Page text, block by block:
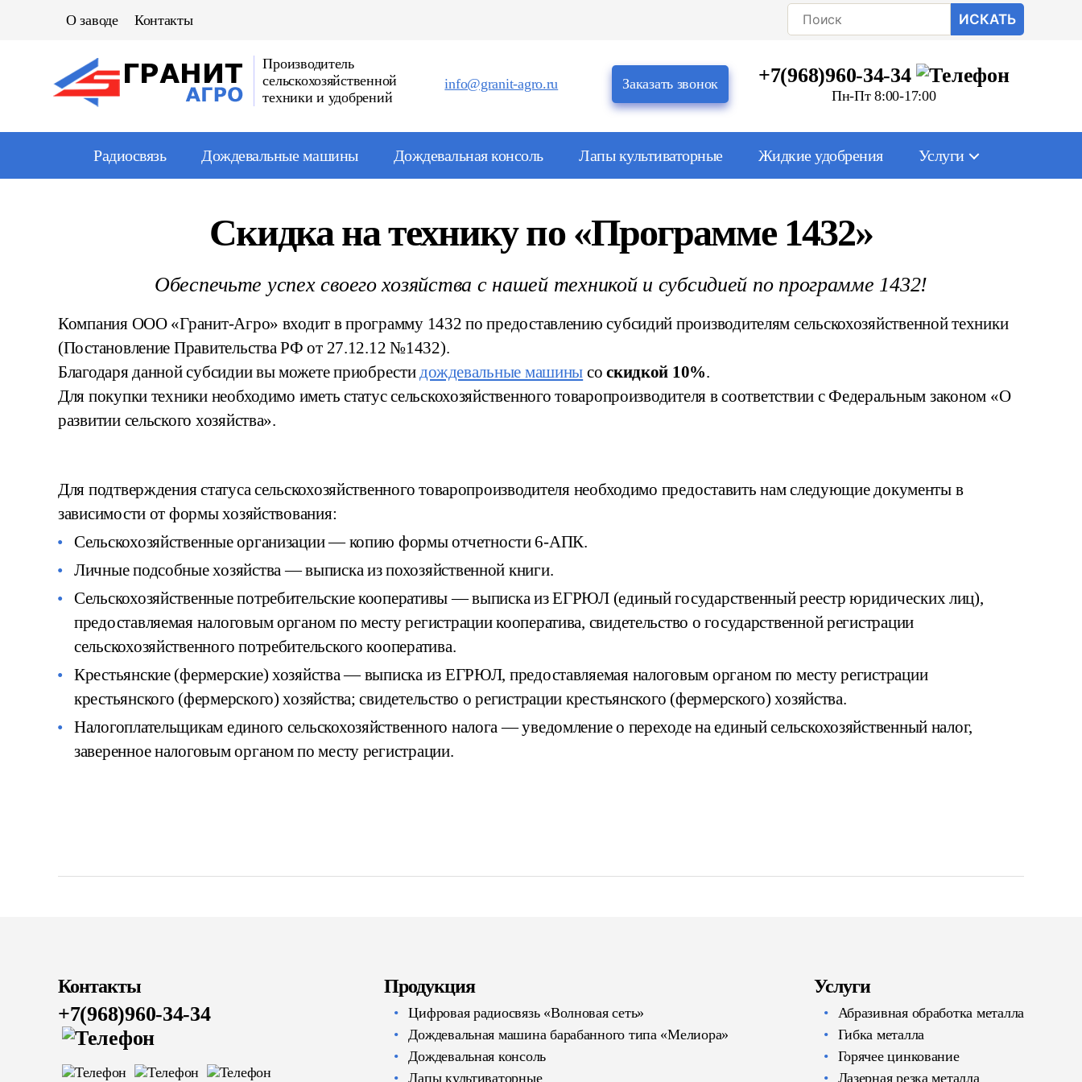
О заводе Контакты
Поиск:
Производитель
сельскохозяйственной
техники и удобрений
info@granit-agro.ru Заказать звонок +7(968)960-34-34
Пн-Пт 8:00-17:00
Радиосвязь Дождевальные машины Дождевальная консоль Лапы культиваторные Жидкие удобрения Услуги
Скидка на технику по «Программе 1432»
Обеспечьте успех своего хозяйства с нашей техникой и субсидией по программе 1432!
Компания ООО «Гранит-Агро» входит в программу 1432 по предоставлению субсидий производителям сельскохозяйственной техники
(Постановление Правительства РФ от 27.12.12 №1432).
Благодаря данной субсидии вы можете приобрестидождевальные машины соскидкой 10%.
Для покупки техники необходимо иметь статус сельскохозяйственного товаропроизводителя в соответствии с Федеральным законом «О
развитии сельского хозяйства».
Для подтверждения статуса сельскохозяйственного товаропроизводителя необходимо предоставить нам следующие документы в
зависимости от формы хозяйствования:
Сельскохозяйственные организации — копию формы отчетности 6-АПК.
Личные подсобные хозяйства — выписка из похозяйственной книги.
Сельскохозяйственные потребительские кооперативы — выписка из ЕГРЮЛ (единый государственный реестр юридических лиц),
предоставляемая налоговым органом по месту регистрации кооператива, свидетельство о государственной регистрации
сельскохозяйственного потребительского кооператива.
Крестьянские (фермерские) хозяйства — выписка из ЕГРЮЛ, предоставляемая налоговым органом по месту регистрации
крестьянского (фермерского) хозяйства; свидетельство о регистрации крестьянского (фермерского) хозяйства.
Налогоплательщикам единого сельскохозяйственного налога — уведомление о переходе на единый сельскохозяйственный налог,
заверенное налоговым органом по месту регистрации.
Контакты
+7(968)960-34-34
Продукция
Цифровая радиосвязь «Волновая сеть»
Дождевальная машина барабанного типа «Мелиора»
Дождевальная консоль
Лапы культиваторные
Услуги
Абразивная обработка металла
Гибка металла
Горячее цинкование
Лазерная резка металла